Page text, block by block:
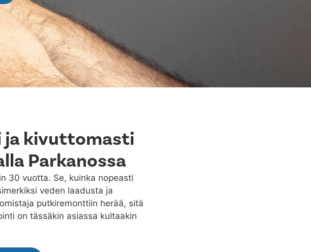
ja kivuttomasti
Parkanossa
30 vuotta. Se, kuinka nopeasti
veden laadusta ja
putkiremonttiin herää, sitä
on tässäkin asiassa kultaakin